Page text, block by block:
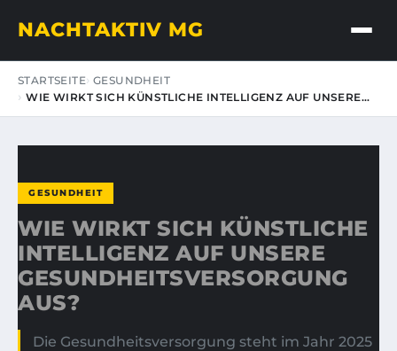
NACHTAKTIV MG
STARTSEITE GESUNDHEIT
WIE WIRKT SICH KÜNSTLICHE INTELLIGENZ AUF UNSERE…
GESUNDHEIT
WIE WIRKT SICH KÜNSTLICHE
INTELLIGENZ AUF UNSERE
GESUNDHEITSVERSORGUNG
AUS?
Die Gesundheitsversorgung steht im Jahr 2025